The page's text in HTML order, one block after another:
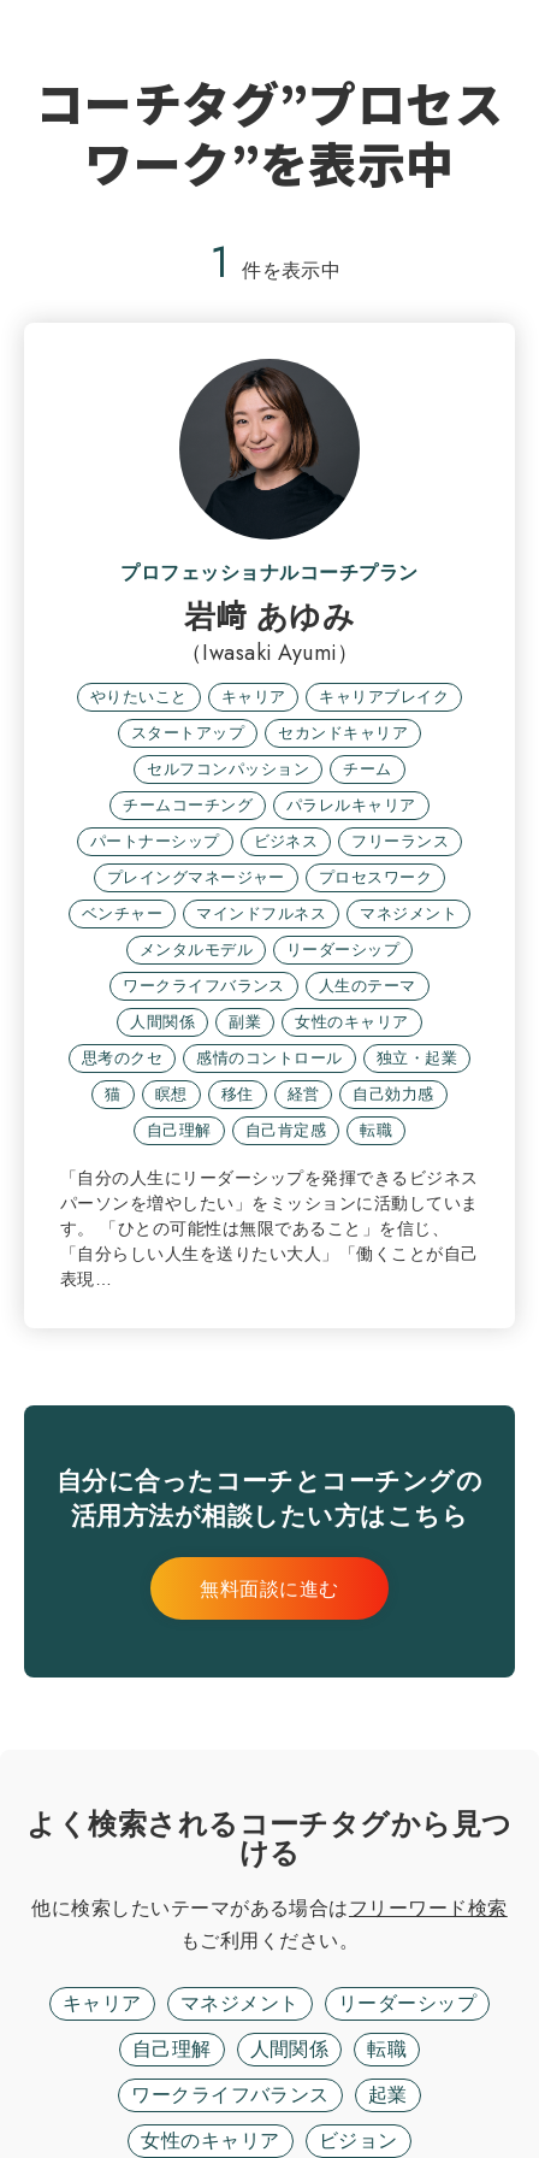
コーチタグ”プロセス
ワーク”を表示中
1 件を表示中
プロフェッショナルコーチプラン
岩﨑 あゆみ
（Iwasaki Ayumi）
やりたいこと キャリア
キャリアブレイク
スタートアップ
セカンドキャリア
セルフコンパッション
チーム
チームコーチング
パラレルキャリア
パートナーシップ
ビジネス
フリーランス
プレイングマネージャー
プロセスワーク
ベンチャー
マインドフルネス
マネジメント
メンタルモデル
リーダーシップ
ワークライフバランス
人生のテーマ
人間関係
副業
女性のキャリア
思考のクセ
感情のコントロール
独立・起業
猫
瞑想 移住 経営
自己効力感
自己理解
自己肯定感 転職
「自分の人生にリーダーシップを発揮できるビジネス
パーソンを増やしたい」をミッションに活動していま
す。 「ひとの可能性は無限であること」を信じ、
「自分らしい人生を送りたい大人」「働くことが自己
表現…
自分に合ったコーチとコーチングの
活用方法が相談したい方はこちら
無料面談に進む
よく検索されるコーチタグから見つ
ける
他に検索したいテーマがある場合はフリーワード検索
もご利用ください。
キャリア マネジメント リーダーシップ
自己理解 人間関係 転職
ワークライフバランス 起業
女性のキャリア ビジョン